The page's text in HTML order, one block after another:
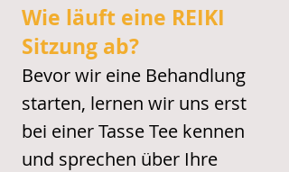
Wie läuft eine REIKI
Sitzung ab?
Bevor wir eine Behandlung
starten, lernen wir uns erst
bei einer Tasse Tee kennen
und sprechen über Ihre